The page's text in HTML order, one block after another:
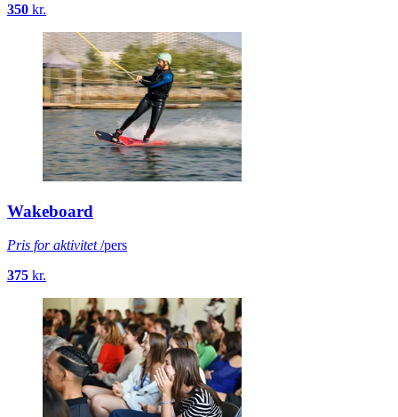
350 kr.
Wakeboard
Pris for aktivitet/pers
375 kr.